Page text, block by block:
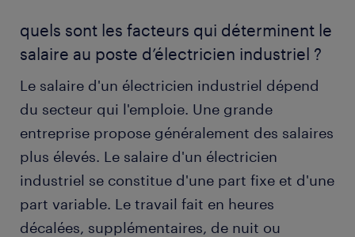
quels sont les facteurs qui déterminent le
salaire au poste d’électricien industriel ?
Le salaire d'un électricien industriel dépend
du secteur qui l'emploie. Une grande
entreprise propose généralement des salaires
plus élevés. Le salaire d'un électricien
industriel se constitue d'une part fixe et d'une
part variable. Le travail fait en heures
décalées, supplémentaires, de nuit ou